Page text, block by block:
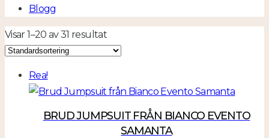
Blogg
Visar 1–20 av 31 resultat
Rea!
BRUD JUMPSUIT FRÅN BIANCO EVENTO
SAMANTA